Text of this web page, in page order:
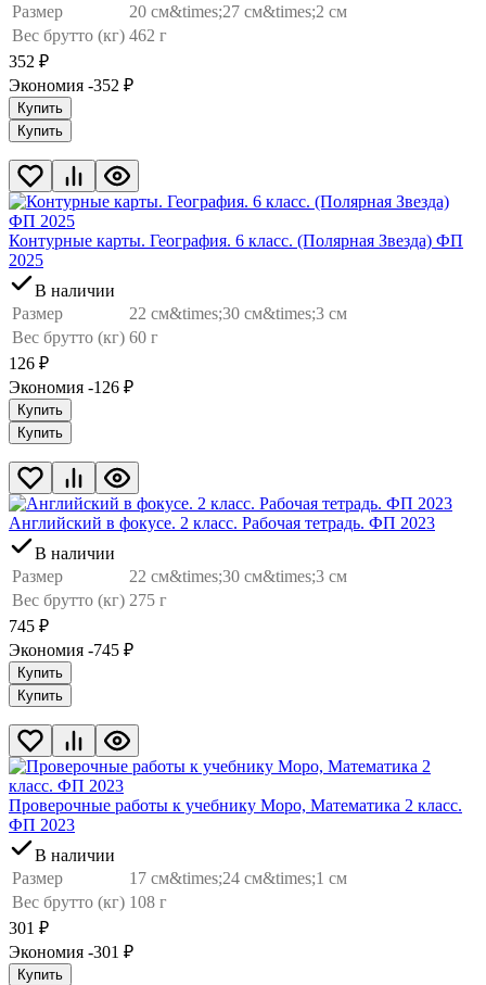
Размер
20 см&times;27 см&times;2 см
Вес брутто (кг) 462 г
352 ₽
Экономия -352 ₽
Купить
Купить
Контурные карты. География. 6 класс. (Полярная Звезда) ФП
2025
В наличии
Размер
22 см&times;30 см&times;3 см
Вес брутто (кг) 60 г
126 ₽
Экономия -126 ₽
Купить
Купить
Английский в фокусе. 2 класс. Рабочая тетрадь. ФП 2023
В наличии
Размер
22 см&times;30 см&times;3 см
Вес брутто (кг) 275 г
745 ₽
Экономия -745 ₽
Купить
Купить
Проверочные работы к учебнику Моро, Математика 2 класс.
ФП 2023
В наличии
Размер
17 см&times;24 см&times;1 см
Вес брутто (кг) 108 г
301 ₽
Экономия -301 ₽
Купить